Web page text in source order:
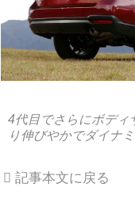
4代目でさらにボディ
り伸びやかでダイナ
記事本文に戻る